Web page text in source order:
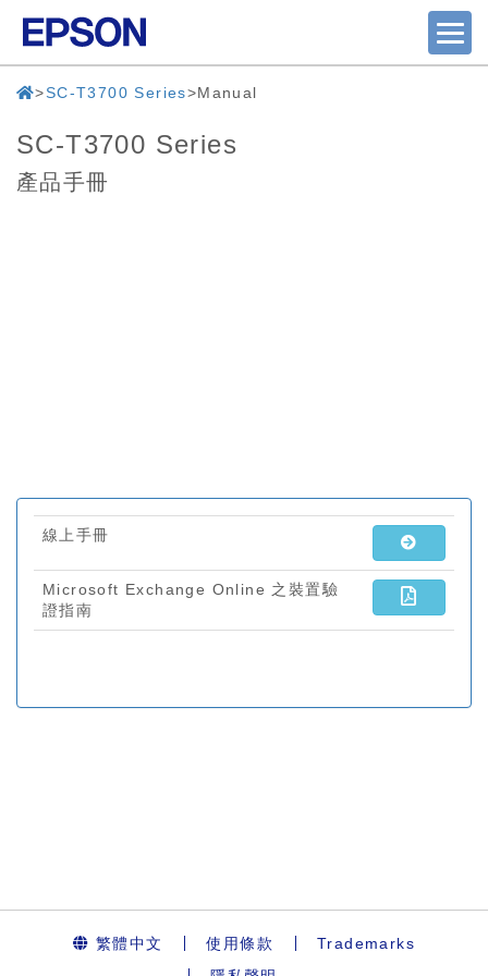
SC-T3700 Series Manual
SC-T3700 Series
產品手冊
繁體中文 使用條款
Trademarks